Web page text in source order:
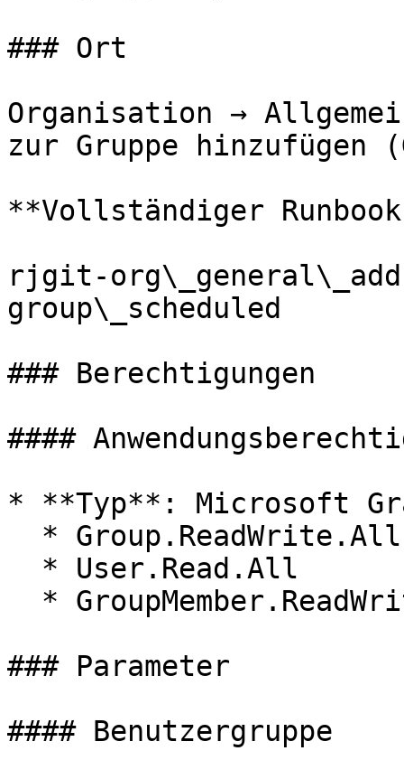
### Ort
Organisation →
zur Gruppe hinzufügen
**Vollständiger
rjgit-
group\_scheduled
### Berechtigungen
####
* **Typ**: Microsoft
### Parameter
#### Benutzergruppe